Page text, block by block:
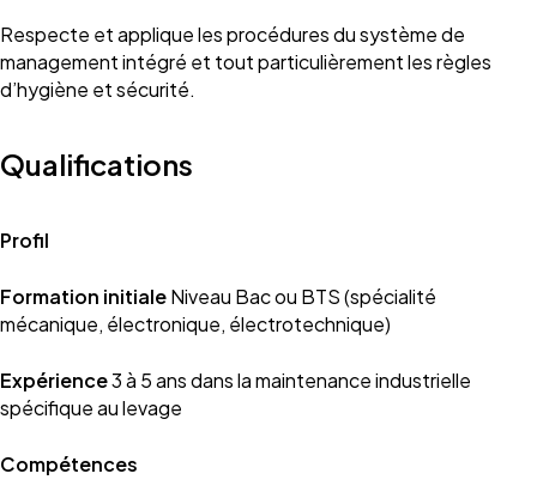
Respecte et applique les procédures du système de
management intégré et tout particulièrement les règles
d’hygiène et sécurité.
Qualifications
Profil
Formation initialeNiveau Bac ou BTS (spécialité
mécanique, électronique, électrotechnique)
Expérience3 à 5 ans dans la maintenance industrielle
spécifique au levage
Compétences